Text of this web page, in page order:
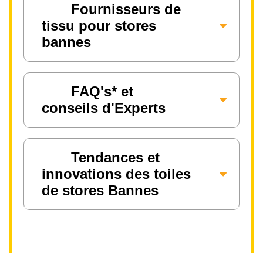
Fournisseurs de
tissu pour stores
bannes
FAQ's* et
conseils d'Experts
Tendances et
innovations des toiles
de stores Bannes